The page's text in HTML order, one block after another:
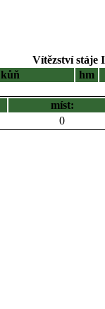
Vítězství stáje
kůň hm
míst:
0